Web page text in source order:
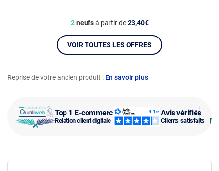
Top 1 E-commerce
Relation client digitale
Avis vérifiés
Clients satisfaits
Reprise de votre ancien produit : En savoir plus
2neufsà partir de23,40€
VOIR TOUTES LES OFFRES